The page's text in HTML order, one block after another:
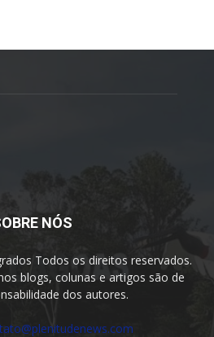
NÓS
Todos os direitos reservados.
blogs, colunas e artigos são de
dos autores.